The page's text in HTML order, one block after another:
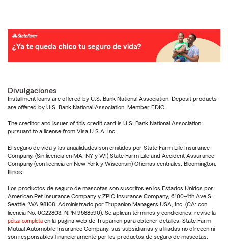
Divulgaciones
Installment loans are offered by U.S. Bank National Association. Deposit products
are offered by U.S. Bank National Association. Member FDIC.
The creditor and issuer of this credit card is U.S. Bank National Association,
pursuant to a license from Visa U.S.A. Inc.
El seguro de vida y las anualidades son emitidos por State Farm Life Insurance
Company. (Sin licencia en MA, NY y WI) State Farm Life and Accident Assurance
Company (con licencia en New York y Wisconsin) Oficinas centrales, Bloomington,
Illinois.
Los productos de seguro de mascotas son suscritos en los Estados Unidos por
American Pet Insurance Company y ZPIC Insurance Company, 6100-4th Ave S,
Seattle, WA 98108. Administrado por Trupanion Managers USA, Inc. (CA: con
licencia No. 0G22803, NPN 9588590). Se aplican términos y condiciones, revise la
póliza completa en la página web de Trupanion para obtener detalles. State Farm
Mutual Automobile Insurance Company, sus subsidiarias y afiliadas no ofrecen ni
son responsables financieramente por los productos de seguro de mascotas.